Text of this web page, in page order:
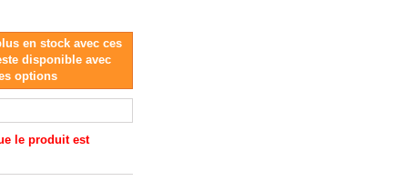
en stock avec ces
disponible avec
options
le produit est